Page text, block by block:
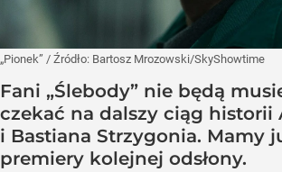
„Pionek” / Źródło: Bartosz Mrozowski/SkyShowtime
Fani „Ślebody” nie będą
czekać na dalszy ciąg historii
i Bastiana Strzygonia. Mamy
premiery kolejnej odsłony.